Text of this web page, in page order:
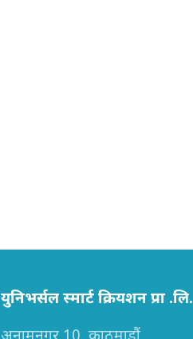
युनिभर्सल स्मार्ट क्रियशन प्रा .लि.